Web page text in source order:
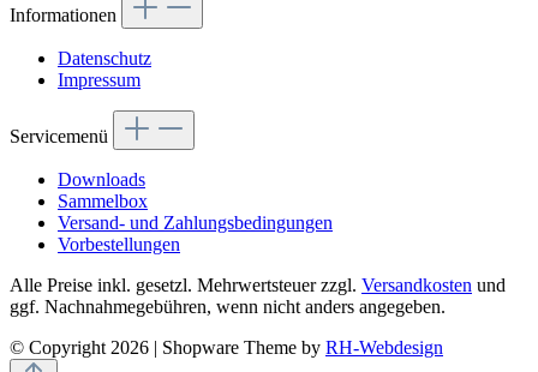
Informationen
Datenschutz
Impressum
Servicemenü
Downloads
Sammelbox
Versand- und Zahlungsbedingungen
Vorbestellungen
Alle Preise inkl. gesetzl. Mehrwertsteuer zzgl. Versandkosten und
ggf. Nachnahmegebühren, wenn nicht anders angegeben.
© Copyright 2026 | Shopware Theme by RH-Webdesign